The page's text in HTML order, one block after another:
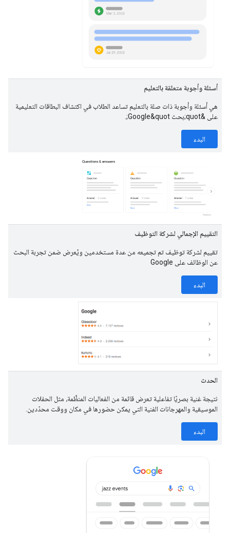
أسئلة وأجوبة متعلقة بالتعليم
هي أسئلة وأجوبة ذات صلة بالتعليم تساعد الطلاب في اكتشاف البطاقات التعليمية
على &quot;بحث Google&quot;.
البدء
التقييم الإجمالي لشركة التوظيف
تقييم لشركة توظيف تم تجميعه من عدة مستخدمين ويُعرض ضمن تجربة البحث
عن الوظائف على Google
البدء
الحدث
نتيجة غنية بصريًا تفاعلية تعرض قائمة من الفعاليات المنظَّمة، مثل الحفلات
الموسيقية والمهرجانات الفنية التي يمكن حضورها في مكان ووقت محدّدين.
البدء